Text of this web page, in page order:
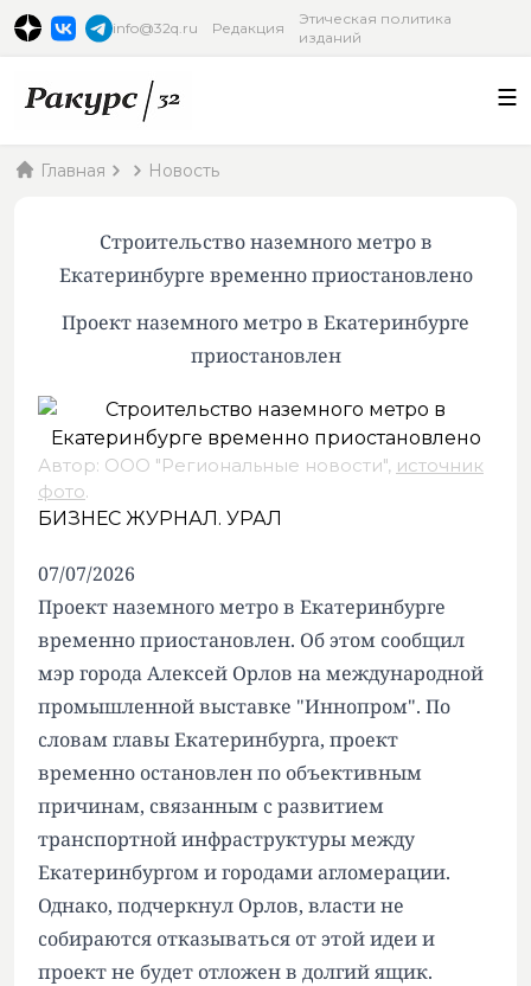
info@32q.ru Редакция
Этическая политика
изданий
Главная Новость
Строительство наземного метро в
Екатеринбурге временно приостановлено
Проект наземного метро в Екатеринбурге
приостановлен
Автор: ООО "Региональные новости", источник
фото.
БИЗНЕС ЖУРНАЛ. УРАЛ
07/07/2026
Проект наземного метро в Екатеринбурге
временно приостановлен. Об этом сообщил
мэр города Алексей Орлов на международной
промышленной выставке "Иннопром". По
словам главы Екатеринбурга, проект
временно остановлен по объективным
причинам, связанным с развитием
транспортной инфраструктуры между
Екатеринбургом и городами агломерации.
Однако, подчеркнул Орлов, власти не
собираются отказываться от этой идеи и
проект не будет отложен в долгий ящик.